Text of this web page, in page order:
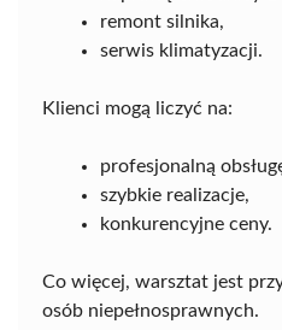
remont silnika,
serwis klimatyzacji.
Klienci mogą liczyć na:
profesjonalną
szybkie realizacje,
konkurencyjne ceny.
Co więcej, warsztat jest
osób niepełnosprawnych.